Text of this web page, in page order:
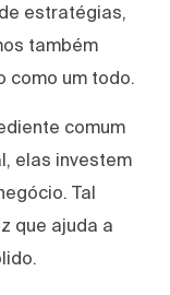
estratégias,
também
como um todo.
comum
elas investem
Tal
que ajuda a